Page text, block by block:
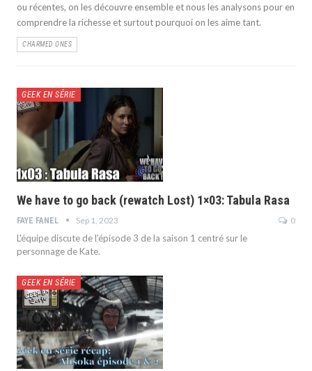
ou récentes, on les découvre ensemble et nous les analysons pour en
comprendre la richesse et surtout pourquoi on les aime tant.
CHARMED ONES
GEEK EN SÉRIE
We have to go back (rewatch Lost) 1×03: Tabula Rasa
FAYE FANEL Sep 1, 2023 0
L'équipe discute de l'épisode 3 de la saison 1 centré sur le
personnage de Kate.
GEEK EN SÉRIE